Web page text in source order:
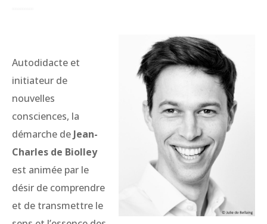
Autodidacte et
initiateur de
nouvelles
consciences, la
démarche de Jean-
Charles de Biolley
est animée par le
désir de comprendre
et de transmettre le